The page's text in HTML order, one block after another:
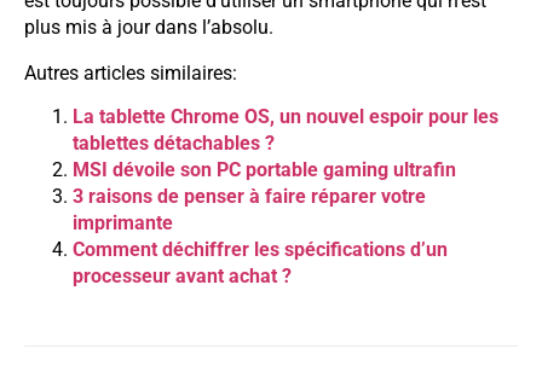
plus mis à jour dans l’absolu.
Autres articles similaires:
La tablette Chrome OS, un nouvel espoir pour les
tablettes détachables ?
MSI dévoile son PC portable gaming ultrafin
3 raisons de penser à faire réparer votre
imprimante
Comment déchiffrer les spécifications d’un
processeur avant achat ?